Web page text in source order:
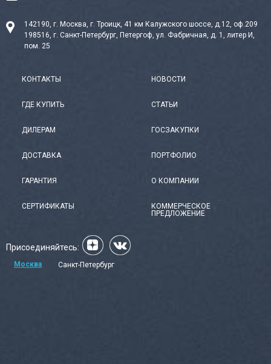
142190, г. Москва, г. Троицк, 41 км Калужского шоссе, д.12, оф.209
198516, г. Санкт-Петербург, Петергоф, ул. Фабричная, д. 1, литер И,
пом. 25
КОНТАКТЫ
ГДЕ КУПИТЬ
ДИЛЕРАМ
ДОСТАВКА
ГАРАНТИЯ
СЕРТИФИКАТЫ
НОВОСТИ
СТАТЬИ
ГОСЗАКУПКИ
ПОРТФОЛИО
О КОМПАНИИ
КОММЕРЧЕСКОЕ
ПРЕДЛОЖЕНИЕ
Присоединяйтесь:
Москва Санкт-Петербург